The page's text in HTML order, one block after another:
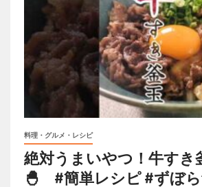
料理・グルメ・レシピ
絶対うまいやつ！牛すき
🐣 #簡単レシピ #ずぼ